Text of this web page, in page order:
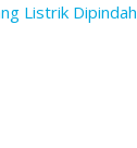
Listrik Dipindah